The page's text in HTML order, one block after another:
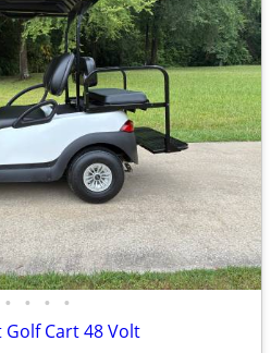
• • • •
Golf Cart 48 Volt